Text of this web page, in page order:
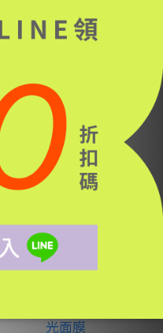
《JD SCENT》空間擴
香120mL
NT$1,380